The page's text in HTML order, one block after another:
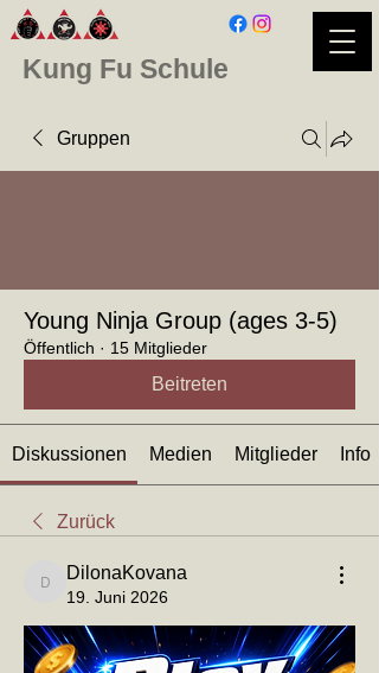
Kung Fu Schule
Gruppen
Young Ninja Group (ages 3-5)
Öffentlich · 15 Mitglieder
Beitreten
Diskussionen Medien Mitglieder Info
Zurück
DilonaKovana
DilonaKovana
19. Juni 2026